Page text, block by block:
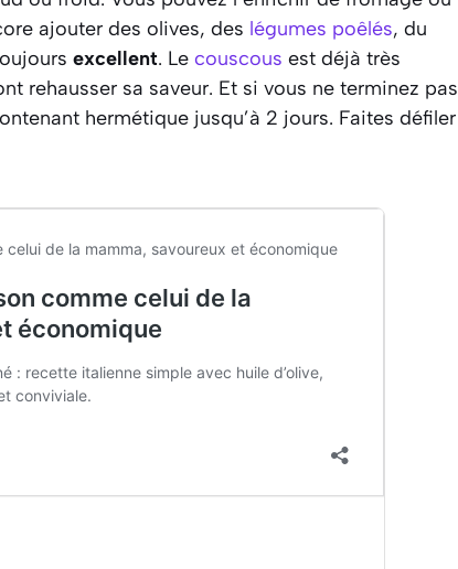
ajouter des olives, des légumes poêlés, du
excellent. Le couscous est déjà très
rehausser sa saveur. Et si vous ne terminez pas
hermétique jusqu’à 2 jours. Faites défiler